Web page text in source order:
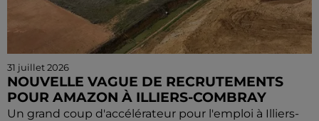
31 juillet 2026
NOUVELLE VAGUE DE RECRUTEMENTS
POUR AMAZON À ILLIERS-COMBRAY
Un grand coup d'accélérateur pour l'emploi à Illiers-